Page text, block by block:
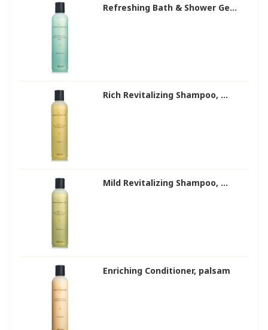
Refreshing Bath & Shower Ge...
Rich Revitalizing Shampoo, ...
Mild Revitalizing Shampoo, ...
Enriching Conditioner, palsam